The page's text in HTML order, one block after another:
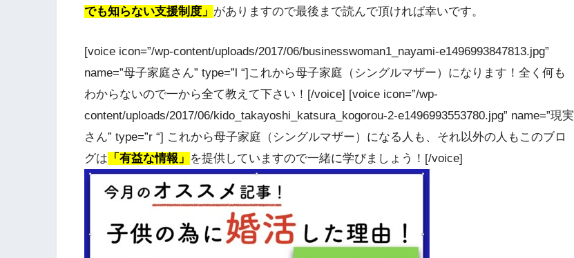
でも知らない支援制度」 がありますので最後まで読んで頂ければ幸いです。
[voice icon=”/wp-content/uploads/2017/06/businesswoman1_nayami-e1496993847813.jpg”
name=”母子家庭さん” type=”l “]これから母子家庭（シングルマザー）になります！全く何も
わからないので一から全て教えて下さい！[/voice] [voice icon=”/wp-
content/uploads/2017/06/kido_takayoshi_katsura_kogorou-2-e1496993553780.jpg” name=”現実
さん” type=”r “] これから母子家庭（シングルマザー）になる人も、それ以外の人もこのブロ
グは 「有益な情報」 を提供していますので一緒に学びましょう！[/voice]